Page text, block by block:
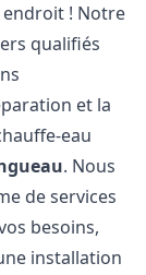
endroit ! Notre
qualifiés
et la
eau
. Nous
de services
besoins,
installation